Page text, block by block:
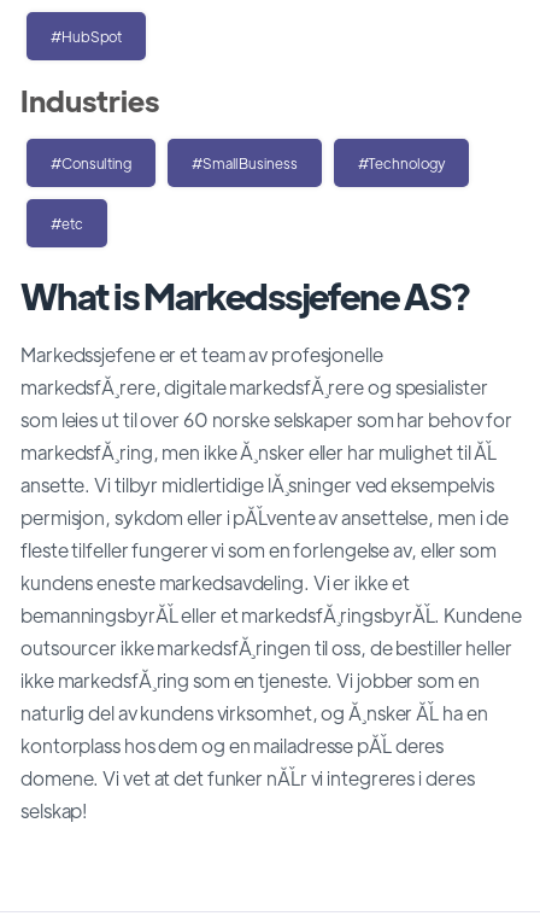
What is Markedssjefene AS?
Markedssjefene er et team av profesjonelle
markedsfĂ¸rere, digitale markedsfĂ¸rere og spesialister
som leies ut til over 60 norske selskaper som har behov for
markedsfĂ¸ring, men ikke Ă¸nsker eller har mulighet til ĂĽ
ansette. Vi tilbyr midlertidige lĂ¸sninger ved eksempelvis
permisjon, sykdom eller i pĂĽvente av ansettelse, men i de
fleste tilfeller fungerer vi som en forlengelse av, eller som
kundens eneste markedsavdeling. Vi er ikke et
bemanningsbyrĂĽ eller et markedsfĂ¸ringsbyrĂĽ. Kundene
outsourcer ikke markedsfĂ¸ringen til oss, de bestiller heller
ikke markedsfĂ¸ring som en tjeneste. Vi jobber som en
naturlig del av kundens virksomhet, og Ă¸nsker ĂĽ ha en
kontorplass hos dem og en mailadresse pĂĽ deres
domene. Vi vet at det funker nĂĽr vi integreres i deres
selskap!
#HubSpot
Industries
#Consulting #SmallBusiness #Technology
#etc